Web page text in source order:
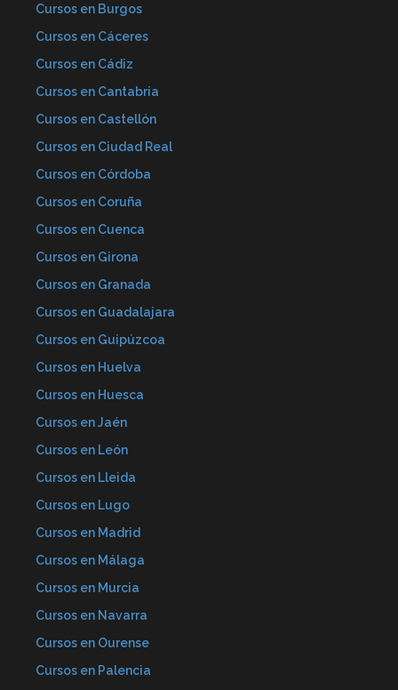
Cursos en Burgos
Cursos en Cáceres
Cursos en Cádiz
Cursos en Cantabria
Cursos en Castellón
Cursos en Ciudad Real
Cursos en Córdoba
Cursos en Coruña
Cursos en Cuenca
Cursos en Girona
Cursos en Granada
Cursos en Guadalajara
Cursos en Guipúzcoa
Cursos en Huelva
Cursos en Huesca
Cursos en Jaén
Cursos en León
Cursos en Lleida
Cursos en Lugo
Cursos en Madrid
Cursos en Málaga
Cursos en Murcia
Cursos en Navarra
Cursos en Ourense
Cursos en Palencia